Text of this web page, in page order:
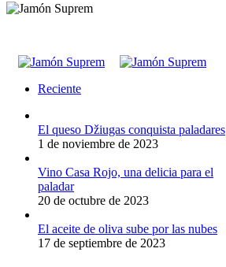
Reciente
El queso Džiugas conquista paladares
1 de noviembre de 2023
Vino Casa Rojo, una delicia para el
paladar
20 de octubre de 2023
El aceite de oliva sube por las nubes
17 de septiembre de 2023